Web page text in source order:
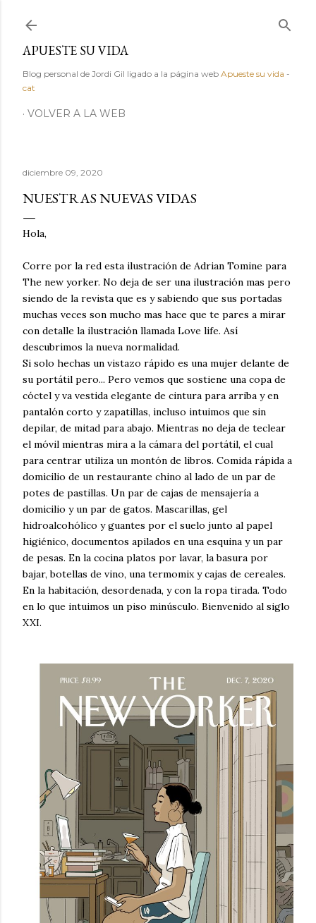
APUESTE SU VIDA
Blog personal de Jordi Gil ligado a la página web Apueste su vida -
cat
VOLVER A LA WEB
diciembre 09, 2020
NUESTRAS NUEVAS VIDAS
Hola,
Corre por la red esta ilustración de Adrian Tomine para
The new yorker. No deja de ser una ilustración mas pero
siendo de la revista que es y sabiendo que sus portadas
muchas veces son mucho mas hace que te pares a mirar
con detalle la ilustración llamada Love life. Así
descubrimos la nueva normalidad.
Si solo hechas un vistazo rápido es una mujer delante de
su portátil pero... Pero vemos que sostiene una copa de
cóctel y va vestida elegante de cintura para arriba y en
pantalón corto y zapatillas, incluso intuimos que sin
depilar, de mitad para abajo. Mientras no deja de teclear
el móvil mientras mira a la cámara del portátil, el cual
para centrar utiliza un montón de libros. Comida rápida a
domicilio de un restaurante chino al lado de un par de
potes de pastillas. Un par de cajas de mensajería a
domicilio y un par de gatos. Mascarillas, gel
hidroalcohólico y guantes por el suelo junto al papel
higiénico, documentos apilados en una esquina y un par
de pesas. En la cocina platos por lavar, la basura por
bajar, botellas de vino, una termomix y cajas de cereales.
En la habitación, desordenada, y con la ropa tirada. Todo
en lo que intuimos un piso minúsculo. Bienvenido al siglo
XXI.